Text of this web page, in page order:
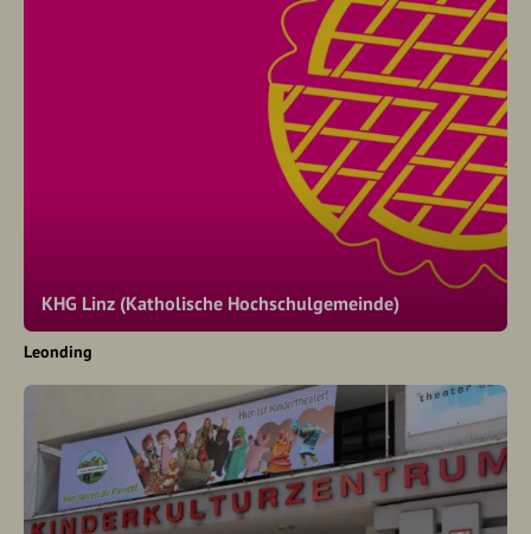
KHG Linz (Katholische Hochschulgemeinde)
Leonding